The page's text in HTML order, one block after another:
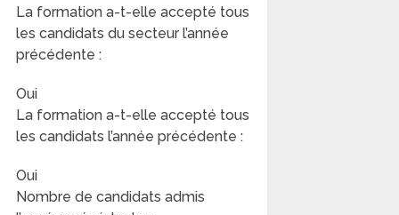
La formation a-t-elle accepté tous
les candidats du secteur l’année
précédente :
Oui
La formation a-t-elle accepté tous
les candidats l’année précédente :
Oui
Nombre de candidats admis